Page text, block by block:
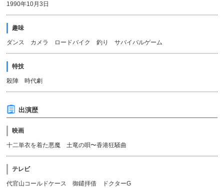
1990年10月3日
趣味
ダンス カメラ ロードバイク 釣り サバイバルゲーム
特技
殺陣 時代劇
出演歴
映画
十二単衣を着た悪魔 土竜の唄〜香港狂騒曲
テレビ
代官山コールドケース 御鑓拝借 ドクターG